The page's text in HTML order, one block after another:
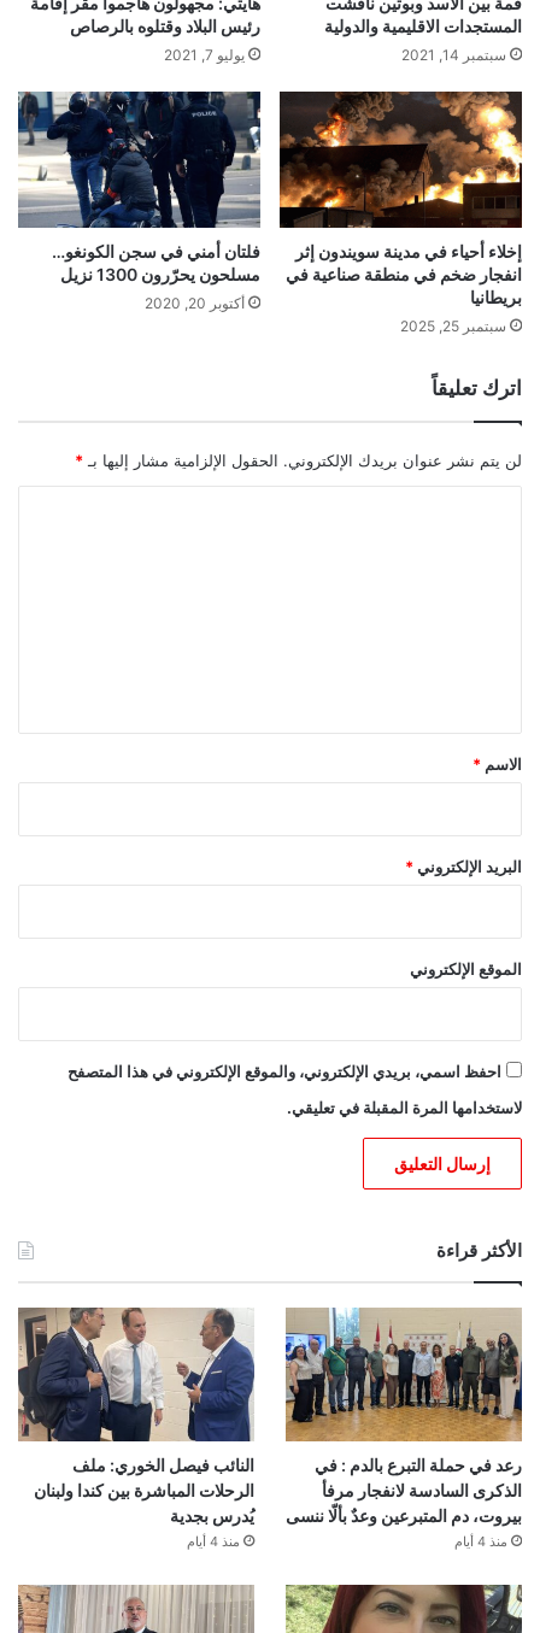
المستجدات الاقليمية والدولية
سبتمبر 14, 2021
رئيس البلاد وقتلوه بالرصاص
يوليو 7, 2021
إخلاء أحياء في مدينة سويندون إثر
انفجار ضخم في منطقة صناعية في
بريطانيا
سبتمبر 25, 2025
فلتان أمني في سجن الكونغو…
مسلحون يحرّرون 1300 نزيل
أكتوبر 20, 2020
اترك تعليقاً
لن يتم نشر عنوان بريدك الإلكتروني. الحقول الإلزامية مشار إليها بـ *
*
الاسم *
البريد الإلكتروني *
الموقع الإلكتروني
احفظ اسمي، بريدي الإلكتروني، والموقع الإلكتروني في هذا المتصفح
لاستخدامها المرة المقبلة في تعليقي.
الأكثر قراءة
رعد في حملة التبرع بالدم : في
الذكرى السادسة لانفجار مرفأ
بيروت، دم المتبرعين وعدٌ بألّا ننسى
منذ 4 أيام
النائب فيصل الخوري: ملف
الرحلات المباشرة بين كندا ولبنان
يُدرس بجدية
منذ 4 أيام